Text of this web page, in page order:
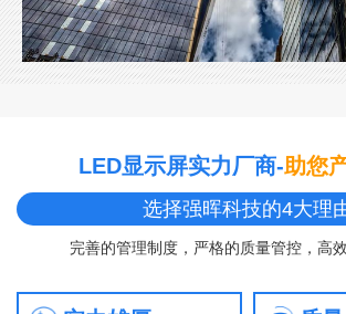
LED显示屏实力厂商-助您
选择强晖科技的4大理
完善的管理制度，严格的质量管控，高